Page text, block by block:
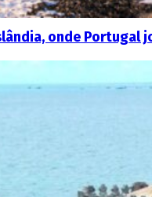
onde Portugal